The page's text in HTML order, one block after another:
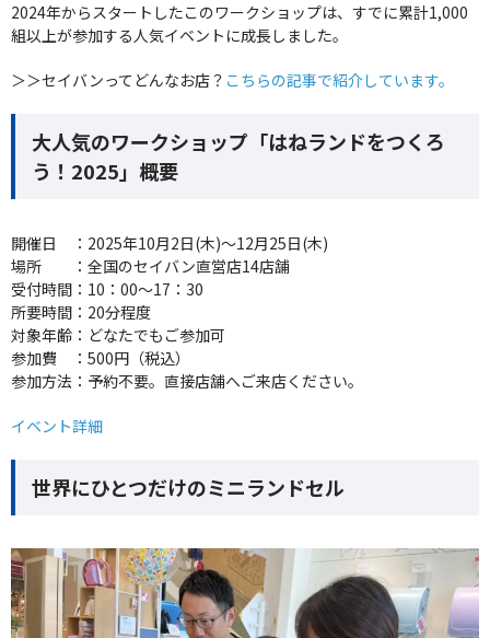
2024年からスタートしたこのワークショップは、すでに累計1,000
組以上が参加する人気イベントに成長しました。
＞＞セイバンってどんなお店？ こちらの記事で紹介しています。
大人気のワークショップ「はねランドをつくろ
う！2025」概要
開催日 ：2025年10月2日(木)～12月25日(木)
場所 ：全国のセイバン直営店14店舗
受付時間：10：00～17：30
所要時間：20分程度
対象年齢：どなたでもご参加可
参加費 ：500円（税込）
参加方法：予約不要。直接店舗へご来店ください。
イベント詳細
世界にひとつだけのミニランドセル